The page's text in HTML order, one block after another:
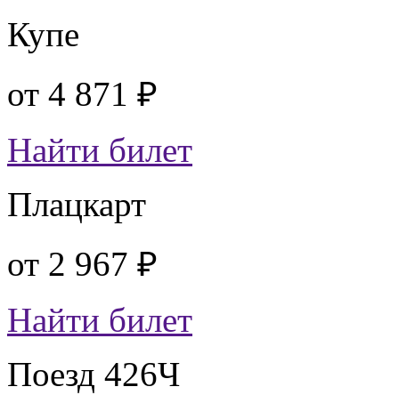
Купе
от 4 871 ₽
Найти билет
Плацкарт
от 2 967 ₽
Найти билет
Поезд 426Ч